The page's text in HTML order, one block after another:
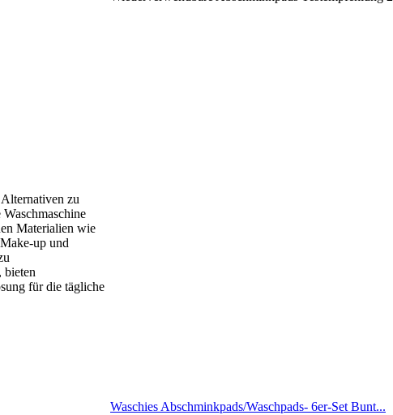
zu
Materialien wie
up und
bieten
für die tägliche
Waschies Abschminkpads/Waschpads- 6er-Set Bunt...